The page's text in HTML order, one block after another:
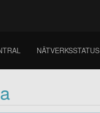
NÄTVERKSSTATUS